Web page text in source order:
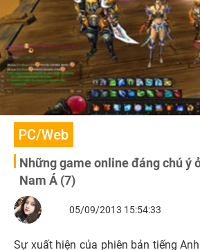
PC/Web
Những game online đáng chú ý
Nam Á (7)
05/09/2013 15:54:33
Sự xuất hiện của phiên bản tiếng